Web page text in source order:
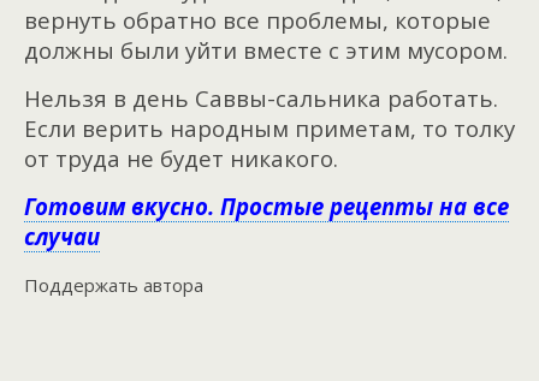
вернуть обратно все проблемы, которые
должны были уйти вместе с этим мусором.
Нельзя в день Саввы-сальника работать.
Если верить народным приметам, то толку
от труда не будет никакого.
Готовим вкусно. Простые рецепты на все
случаи
Поддержать автора